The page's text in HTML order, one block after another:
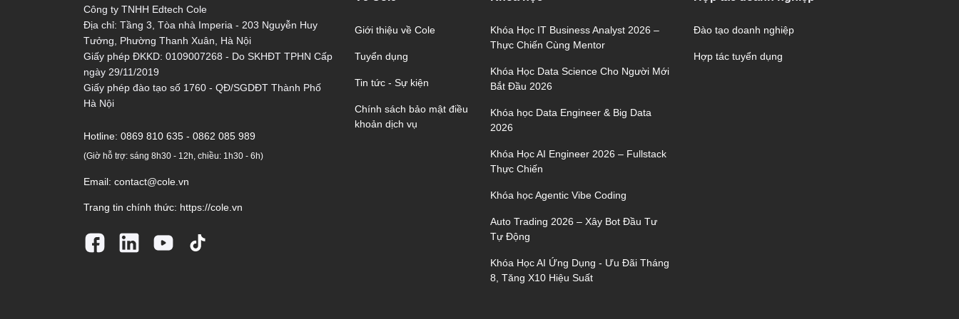
Công ty TNHH Edtech Cole
Địa chỉ: Tầng 3, Tòa nhà Imperia - 203 Nguyễn Huy
Tưởng, Phường Thanh Xuân, Hà Nội
Giấy phép ĐKKD: 0109007268 - Do SKHĐT TPHN Cấp
ngày 29/11/2019
Giấy phép đào tạo số 1760 - QĐ/SGDĐT Thành Phố
Hà Nội
Hotline: 0869 810 635 - 0862 085 989
(Giờ hỗ trợ: sáng 8h30 - 12h, chiều: 1h30 - 6h)
Email: contact@cole.vn
Trang tin chính thức: https://cole.vn
Giới thiệu về Cole
Tuyển dụng
Tin tức - Sự kiện
Chính sách bảo mật điều
khoản dịch vụ
Khóa Học IT Business Analyst 2026 –
Thực Chiến Cùng Mentor
Khóa Học Data Science Cho Người Mới
Bắt Đầu 2026
Khóa học Data Engineer & Big Data
2026
Khóa Học AI Engineer 2026 – Fullstack
Thực Chiến
Khóa học Agentic Vibe Coding
Auto Trading 2026 – Xây Bot Đầu Tư
Tự Động
Khóa Học AI Ứng Dụng - Ưu Đãi Tháng
8, Tăng X10 Hiệu Suất
Đào tạo doanh nghiệp
Hợp tác tuyển dụng